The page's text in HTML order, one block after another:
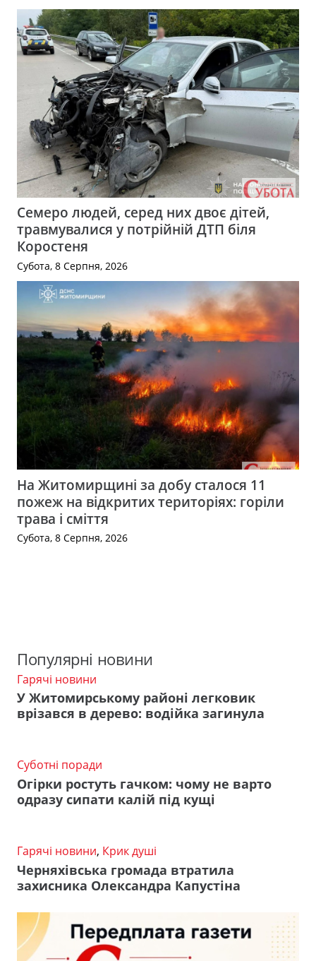
Семеро людей, серед них двоє дітей,
травмувалися у потрійній ДТП біля
Коростеня
Субота, 8 Серпня, 2026
На Житомирщині за добу сталося 11
пожеж на відкритих територіях: горіли
трава і сміття
Субота, 8 Серпня, 2026
Популярні новини
Гарячі новини
У Житомирському районі легковик
врізався в дерево: водійка загинула
Суботні поради
Огірки ростуть гачком: чому не варто
одразу сипати калій під кущі
Гарячі новини, Крик душі
Черняхівська громада втратила
захисника Олександра Капустіна